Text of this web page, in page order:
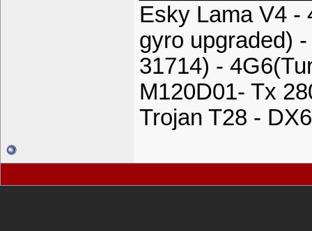
Esky Lama V4 -
gyro upgraded)
31714) -
M120D01- Tx
Trojan T28 -